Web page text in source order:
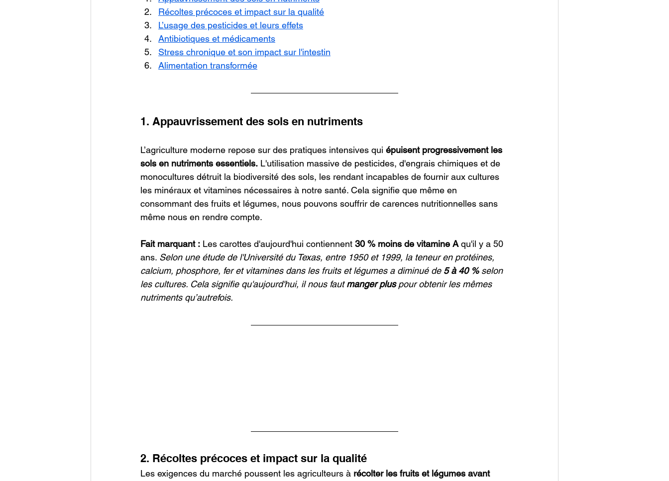
Récoltes précoces et impact sur la qualité
L’usage des pesticides et leurs effets
Antibiotiques et médicaments
Stress chronique et son impact sur l'intestin
Alimentation transformée
1. Appauvrissement des sols en nutriments
L’agriculture moderne repose sur des pratiques intensives qui épuisent progressivement les
sols en nutriments essentiels. L'utilisation massive de pesticides, d'engrais chimiques et de
monocultures détruit la biodiversité des sols, les rendant incapables de fournir aux cultures
les minéraux et vitamines nécessaires à notre santé. Cela signifie que même en
consommant des fruits et légumes, nous pouvons souffrir de carences nutritionnelles sans
même nous en rendre compte.
Fait marquant : Les carottes d'aujourd'hui contiennent 30 % moins de vitamine A qu'il y a 50
ans. Selon une étude de l'Université du Texas, entre 1950 et 1999, la teneur en protéines,
calcium, phosphore, fer et vitamines dans les fruits et légumes a diminué de 5 à 40 % selon
les cultures. Cela signifie qu'aujourd'hui, il nous faut manger plus pour obtenir les mêmes
nutriments qu’autrefois.
2. Récoltes précoces et impact sur la qualité
Les exigences du marché poussent les agriculteurs à récolter les fruits et légumes avant